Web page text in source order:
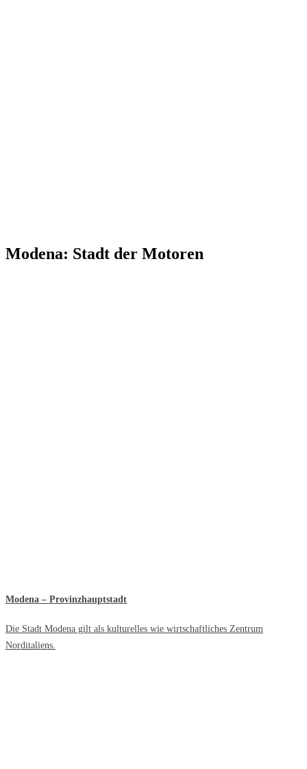
Modena: Stadt der Motoren
Modena – Provinzhauptstadt
Die Stadt Modena gilt als kulturelles wie wirtschaftliches Zentrum
Norditaliens.